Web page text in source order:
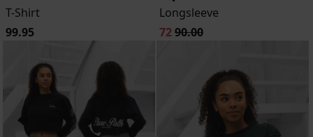
T-Shirt
99.95
Longsleeve
7290.00